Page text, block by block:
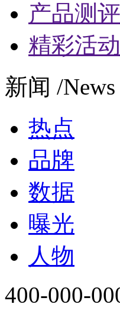
产品测评
精彩活动
新闻 /News
热点
品牌
数据
曝光
人物
400-000-